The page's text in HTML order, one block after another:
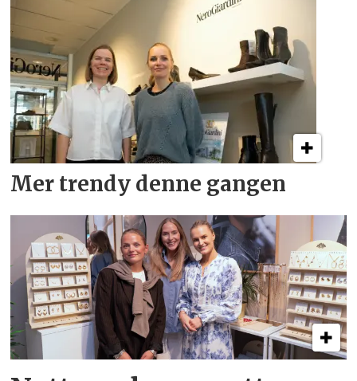
Mer trendy denne gangen